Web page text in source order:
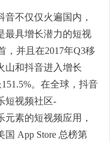
不仅仅火遍国内，
最具增长潜力的短视
，并且在2017年Q3移
山和抖音进入增长
。在全球，抖音
短视频社区-
元素的短视频应用，
App Store 总榜第